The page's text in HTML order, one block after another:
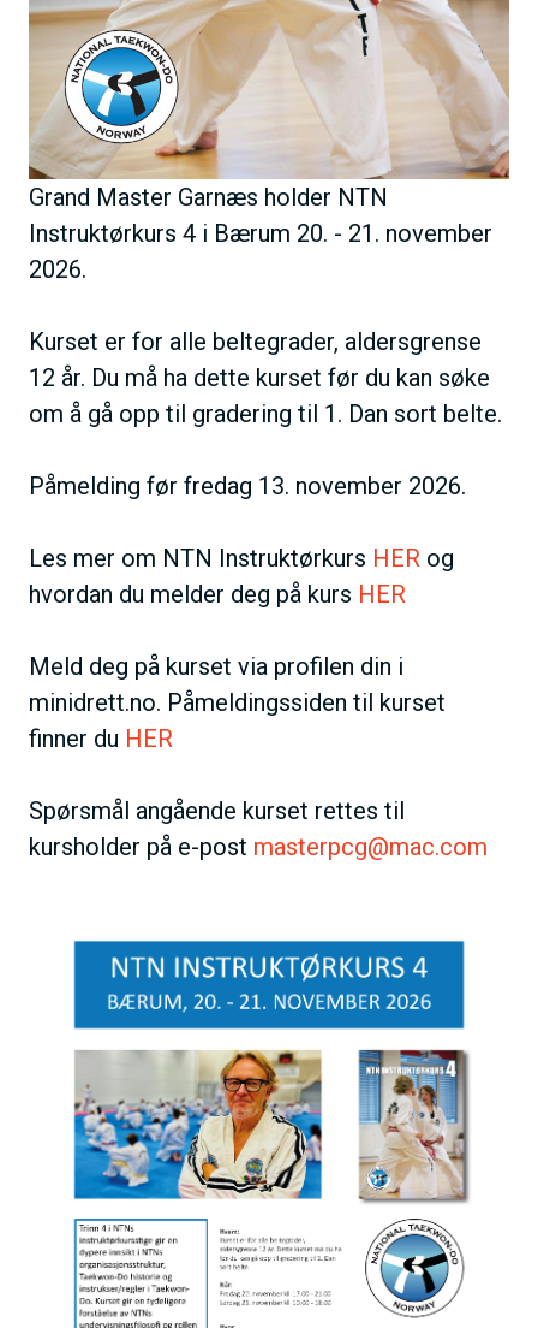
Grand Master Garnæs holder NTN
Instruktørkurs 4 i Bærum 20. - 21. november
2026.
Kurset er for alle beltegrader, aldersgrense
12 år. Du må ha dette kurset før du kan søke
om å gå opp til gradering til 1. Dan sort belte.
Påmelding før fredag 13. november 2026.
Les mer om NTN Instruktørkurs HER og
hvordan du melder deg på kurs HER
Meld deg på kurset via profilen din i
minidrett.no. Påmeldingssiden til kurset
finner du HER
Spørsmål angående kurset rettes til
kursholder på e-post masterpcg@mac.com